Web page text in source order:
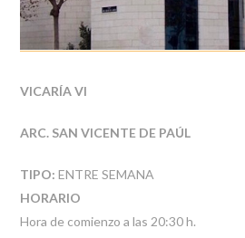
VICARÍA VI
ARC. SAN VICENTE DE PAÚL
TIPO:ENTRE SEMANA
HORARIO
Hora de comienzo a las 20:30 h.